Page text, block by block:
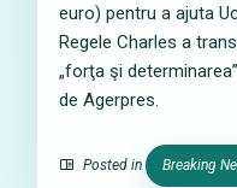
euro) pentru a ajuta
Regele Charles a
„forţa şi
de Agerpres.
Posted in Breaking